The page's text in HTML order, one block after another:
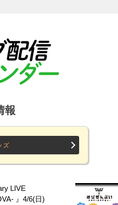
報
ズ
LIVE
』4/6(日)